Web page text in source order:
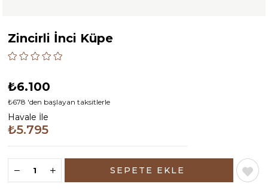
Zincirli İnci Küpe
₺6.100
₺678 'den başlayan taksitlerle
Havale İle
₺5.795